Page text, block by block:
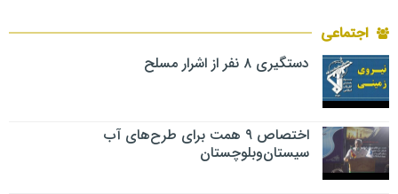
اجتماعی
دستگیری ۸ نفر از اشرار مسلح
اختصاص ۹ همت برای طرح‌های آب
سیستان‌وبلوچستان